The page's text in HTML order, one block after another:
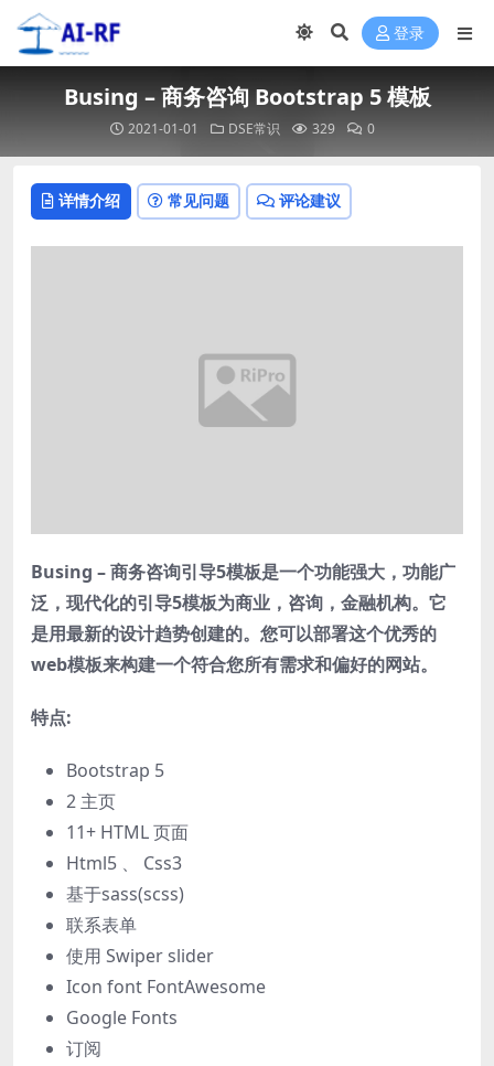
登录
Busing – 商务咨询 Bootstrap 5 模板
2021-01-01 DSE常识 329 0
详情介绍 常见问题 评论建议
Busing – 商务咨询引导5模板是一个功能强大，功能广
泛，现代化的引导5模板为商业，咨询，金融机构。它
是用最新的设计趋势创建的。您可以部署这个优秀的
web模板来构建一个符合您所有需求和偏好的网站。
特点:
Bootstrap 5
2 主页
11+ HTML 页面
Html5 、 Css3
基于sass(scss)
联系表单
使用 Swiper slider
Icon font FontAwesome
Google Fonts
订阅